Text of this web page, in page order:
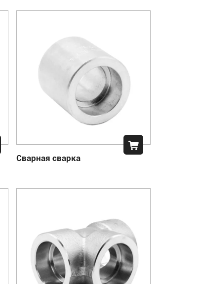
Сварная сварка